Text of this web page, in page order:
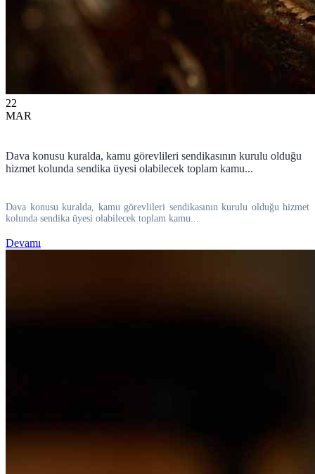
22
MAR
Dava konusu kuralda, kamu görevlileri sendikasının kurulu olduğu
hizmet kolunda sendika üyesi olabilecek toplam kamu...
Dava konusu kuralda, kamu görevlileri sendikasının kurulu olduğu hizmet
kolunda sendika üyesi olabilecek toplam kamu...
Devamı